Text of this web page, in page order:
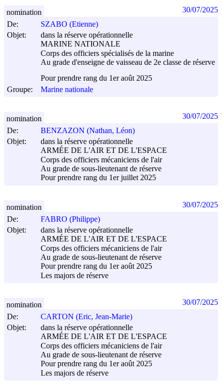
De:
SZABO (Etienne)
Objet:
dans la réserve opérationnelle
MARINE NATIONALE
Corps des officiers spécialisés de la marine
Au grade d'enseigne de vaisseau de 2e classe de réserve
Pour prendre rang du 1er août 2025
Groupe:
Marine nationale
nomination 30/07/2025
De:
BENZAZON (Nathan, Léon)
Objet:
dans la réserve opérationnelle
ARMÉE DE L'AIR ET DE L'ESPACE
Corps des officiers mécaniciens de l'air
Au grade de sous-lieutenant de réserve
Pour prendre rang du 1er juillet 2025
nomination 30/07/2025
De:
FABRO (Philippe)
Objet:
dans la réserve opérationnelle
ARMÉE DE L'AIR ET DE L'ESPACE
Corps des officiers mécaniciens de l'air
Au grade de sous-lieutenant de réserve
Pour prendre rang du 1er août 2025
Les majors de réserve
nomination 30/07/2025
De:
CARTON (Eric, Jean-Marie)
Objet:
dans la réserve opérationnelle
ARMÉE DE L'AIR ET DE L'ESPACE
Corps des officiers mécaniciens de l'air
Au grade de sous-lieutenant de réserve
Pour prendre rang du 1er août 2025
Les majors de réserve
nomination 30/07/2025